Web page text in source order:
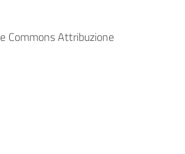
Commons Attribuzione